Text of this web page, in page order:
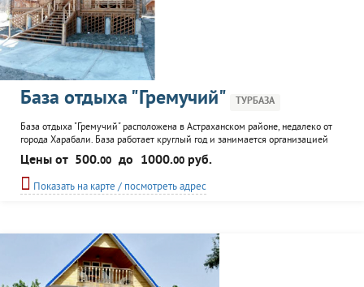
База отдыха "Гремучий" ТУРБАЗА
База отдыха "Гремучий" расположена в Астраханском районе, недалеко от
города Харабали. База работает круглый год и занимается организацией
отдыха, рыбалки и охоты. Посетители имеют возможность разместиться в
домиках со всеми удобствами, номере (без удобств) или поставить на
территории собственную палатку. Проживающие в палатке могут
пользоваться услугами автостоянки, душа, туалета и...
Цены от 500.00 до 1000.00 руб.
Показать на карте / посмотреть адрес